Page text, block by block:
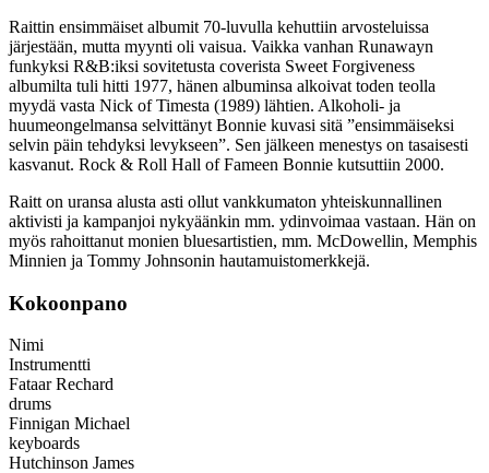
Raittin ensimmäiset albumit 70-luvulla kehuttiin arvosteluissa
järjestään, mutta myynti oli vaisua. Vaikka vanhan Runawayn
funkyksi R&B:iksi sovitetusta coverista Sweet Forgiveness
albumilta tuli hitti 1977, hänen albuminsa alkoivat toden teolla
myydä vasta Nick of Timesta (1989) lähtien. Alkoholi- ja
huumeongelmansa selvittänyt Bonnie kuvasi sitä ”ensimmäiseksi
selvin päin tehdyksi levykseen”. Sen jälkeen menestys on tasaisesti
kasvanut. Rock & Roll Hall of Fameen Bonnie kutsuttiin 2000.
Raitt on uransa alusta asti ollut vankkumaton yhteiskunnallinen
aktivisti ja kampanjoi nykyäänkin mm. ydinvoimaa vastaan. Hän on
myös rahoittanut monien bluesartistien, mm. McDowellin, Memphis
Minnien ja Tommy Johnsonin hautamuistomerkkejä.
Kokoonpano
Nimi
Instrumentti
Fataar Rechard
drums
Finnigan Michael
keyboards
Hutchinson James